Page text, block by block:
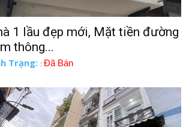
1 lầu đẹp mới, Mặt tiền đường
thông...
Trạng: : Đã Bán